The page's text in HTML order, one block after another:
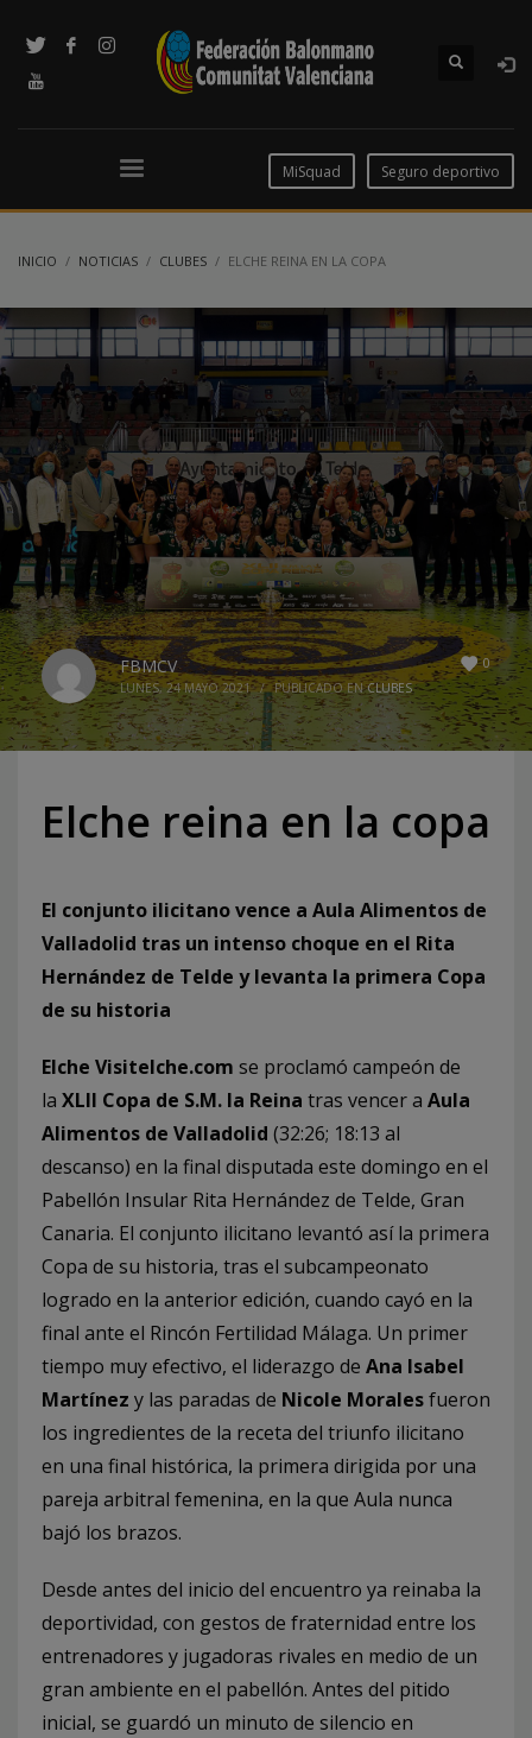
MiSquad Seguro deportivo
INICIO NOTICIAS CLUBES ELCHE REINA EN LA COPA
0
FBMCV
LUNES, 24 MAYO 2021 / PUBLICADO ENCLUBES
Elche reina en la copa
El conjunto ilicitano vence a Aula Alimentos de
Valladolid tras un intenso choque en el Rita
Hernández de Telde y levanta la primera Copa
de su historia
Elche Visitelche.com se proclamó campeón de
la XLII Copa de S.M. la Reina tras vencer a Aula
Alimentos de Valladolid (32:26; 18:13 al
descanso) en la final disputada este domingo en el
Pabellón Insular Rita Hernández de Telde, Gran
Canaria. El conjunto ilicitano levantó así la primera
Copa de su historia, tras el subcampeonato
logrado en la anterior edición, cuando cayó en la
final ante el Rincón Fertilidad Málaga. Un primer
tiempo muy efectivo, el liderazgo de Ana Isabel
Martínez y las paradas de Nicole Moralesfueron
los ingredientes de la receta del triunfo ilicitano
en una final histórica, la primera dirigida por una
pareja arbitral femenina, en la que Aula nunca
bajó los brazos.
Desde antes del inicio del encuentro ya reinaba la
deportividad, con gestos de fraternidad entre los
entrenadores y jugadoras rivales en medio de un
gran ambiente en el pabellón. Antes del pitido
inicial, se guardó un minuto de silencio en